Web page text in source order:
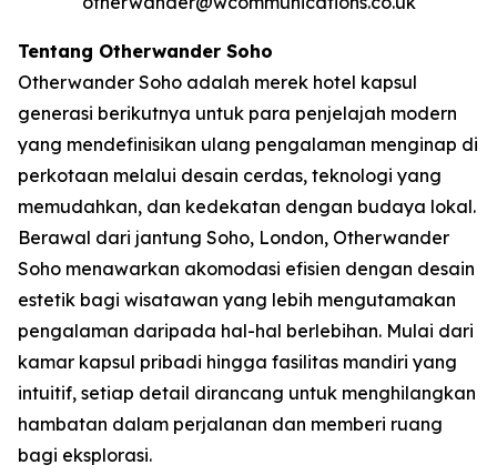
Tentang Otherwander Soho
Otherwander Soho adalah merek hotel kapsul
generasi berikutnya untuk para penjelajah modern
yang mendefinisikan ulang pengalaman menginap di
perkotaan melalui desain cerdas, teknologi yang
memudahkan, dan kedekatan dengan budaya lokal.
Berawal dari jantung Soho, London, Otherwander
Soho menawarkan akomodasi efisien dengan desain
estetik bagi wisatawan yang lebih mengutamakan
pengalaman daripada hal-hal berlebihan. Mulai dari
kamar kapsul pribadi hingga fasilitas mandiri yang
intuitif, setiap detail dirancang untuk menghilangkan
hambatan dalam perjalanan dan memberi ruang
bagi eksplorasi.